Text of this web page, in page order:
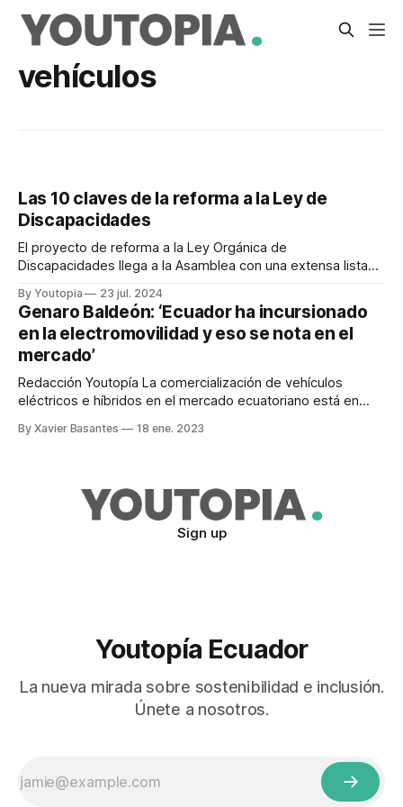
vehículos
Las 10 claves de la reforma a la Ley de
Discapacidades
El proyecto de reforma a la Ley Orgánica de
Discapacidades llega a la Asamblea con una extensa lista
By Youtopia 23 jul. 2024
Genaro Baldeón: ‘Ecuador ha incursionado
en la electromovilidad y eso se nota en el
mercado’
Redacción Youtopía La comercialización de vehículos
eléctricos e híbridos en el mercado ecuatoriano está en
del Ecuador (Aeade) muestran un incremento consecutivo
By Xavier Basantes 18 ene. 2023
Sign up
Youtopía Ecuador
La nueva mirada sobre sostenibilidad e inclusión.
Únete a nosotros.